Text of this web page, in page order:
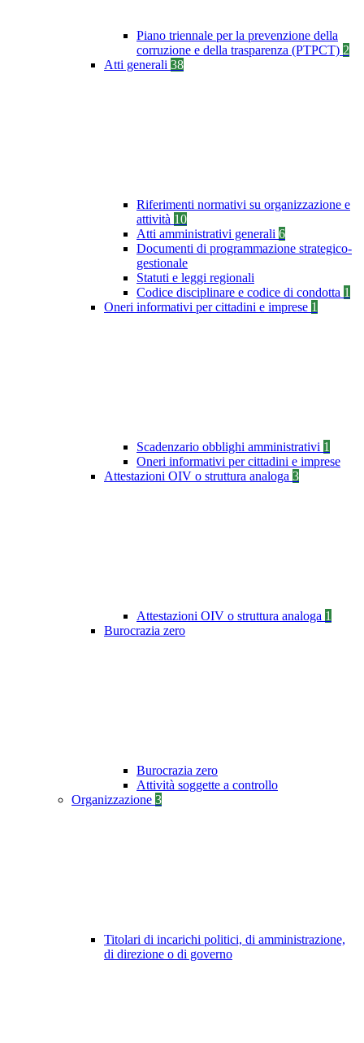
Piano triennale per la prevenzione della
corruzione e della trasparenza (PTPCT) 2
Atti generali 38
Riferimenti normativi su organizzazione e
attività 10
Atti amministrativi generali 6
Documenti di programmazione strategico-
gestionale
Statuti e leggi regionali
Codice disciplinare e codice di condotta 1
Oneri informativi per cittadini e imprese 1
Scadenzario obblighi amministrativi 1
Oneri informativi per cittadini e imprese
Attestazioni OIV o struttura analoga 3
Attestazioni OIV o struttura analoga 1
Burocrazia zero
Burocrazia zero
Attività soggette a controllo
Organizzazione 3
Titolari di incarichi politici, di amministrazione,
di direzione o di governo